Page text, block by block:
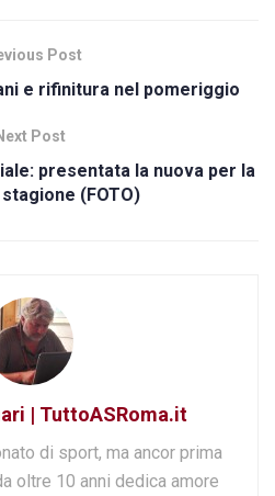
Post
e rifinitura nel pomeriggio
Post
presentata la nuova per la
(FOTO)
| TuttoASRoma.it
di sport, ma ancor prima
oltre 10 anni dedica amore